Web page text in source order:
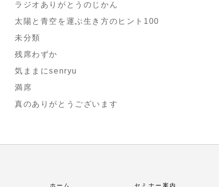
ラジオありがとうのじかん
太陽と青空を運ぶ生き方のヒント100
未分類
残席わずか
気ままにsenryu
満席
真のありがとうございます